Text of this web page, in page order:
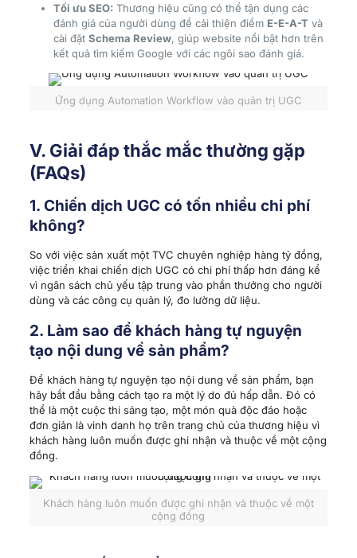
Tối ưu SEO: Thương hiệu cũng có thể tận dụng các
đánh giá của người dùng để cải thiện điểm E-E-A-Tvà
cài đặt Schema Review, giúp website nổi bật hơn trên
kết quả tìm kiếm Google với các ngôi sao đánh giá.
Ứng dụng Automation Workflow vào quản trị UGC
V. Giải đáp thắc mắc thường gặp
(FAQs)
1. Chiến dịch UGC có tốn nhiều chi phí
không?
So với việc sản xuất một TVC chuyên nghiệp hàng tỷ đồng,
việc triển khai chiến dịch UGC có chi phí thấp hơn đáng kể
vì ngân sách chủ yếu tập trung vào phần thưởng cho người
dùng và các công cụ quản lý, đo lường dữ liệu.
2. Làm sao để khách hàng tự nguyện
tạo nội dung về sản phẩm?
Để khách hàng tự nguyện tạo nội dung về sản phẩm, bạn
hãy bắt đầu bằng cách tạo ra một lý do đủ hấp dẫn. Đó có
thể là một cuộc thi sáng tạo, một món quà độc đáo hoặc
đơn giản là vinh danh họ trên trang chủ của thương hiệu vì
khách hàng luôn muốn được ghi nhận và thuộc về một cộng
đồng.
Khách hàng luôn muốn được ghi nhận và thuộc về một
cộng đồng